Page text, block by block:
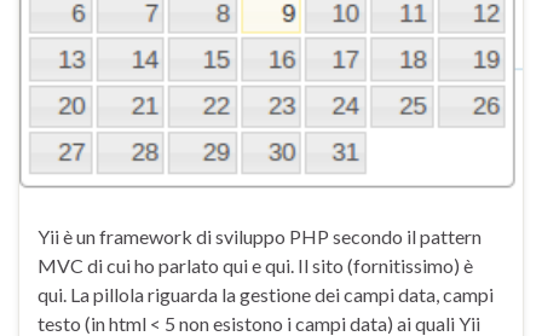
Yii è un framework di sviluppo PHP secondo il pattern
MVC di cui ho parlato qui e qui. Il sito (fornitissimo) è
qui. La pillola riguarda la gestione dei campi data, campi
testo (in html < 5 non esistono i campi data) ai quali Yii